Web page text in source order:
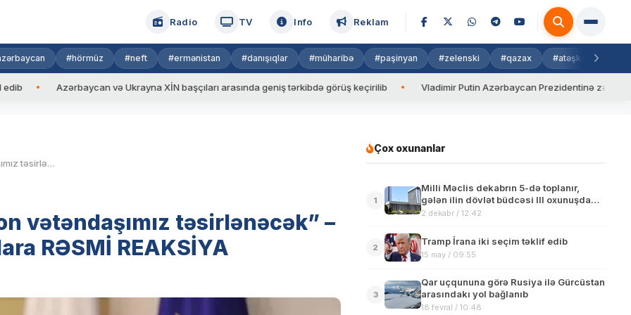
Radio TV Info Reklam
#hörmüz #neft #ermənistan #danışıqlar #müharibə #paşinyan #zelenski #qazax #atəşkəs
Azərbaycan və Ukrayna XİN başçıları arasında geniş tərkibdə görüş keçirilib Vladimir Putin Azərbaycan Prezidentinə zəng edib
Qaribaşvili: “Bundan 1 milyon vətəndaşımız təsirlənəcək” – Tiflisdən beynəlxalq addımlara RƏSMİ REAKSİYA
vətəndaşımız təsirlənəcək” –
RƏSMİ REAKSİYA
Çox oxunanlar
1
Milli Məclis dekabrın 5-də toplanır,
gələn ilin dövlət büdcəsi III oxunuşda
müzakirə olunacaq
2 dekabr / 12:42
2
Tramp İrana iki seçim təklif edib
15 may / 09:55
3
Qar uçqununa görə Rusiya ilə Gürcüstan
arasındakı yol bağlanıb
18 fevral / 10:48